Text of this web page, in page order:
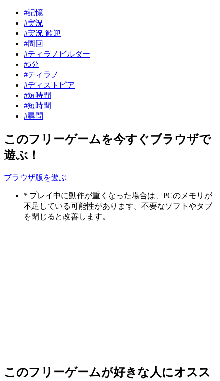
#記憶
#実況
#実況 歓迎
#周回
#ティラノビルダー
#5分
#ティラノ
#ディストピア
#短時間
#短時間
#尋問
このフリーゲームを今すぐブラウザで
遊ぶ！
ブラウザ版を遊ぶ
* プレイ中に動作が重くなった場合は、PCのメモリが
不足している可能性があります。不要なソフトやタブ
を閉じると改善します。
このフリーゲームが好きな人にオスス